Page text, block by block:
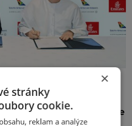
Airways rozšiřují
nově zpřístupní
v jižní a střední Africe
×
stránky
cookie.
reklam a analýze